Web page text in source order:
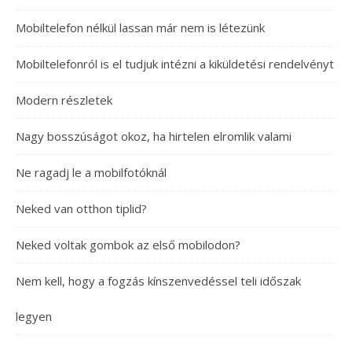
Mobiltelefon nélkül lassan már nem is létezünk
Mobiltelefonról is el tudjuk intézni a kiküldetési rendelvényt
Modern részletek
Nagy bosszúságot okoz, ha hirtelen elromlik valami
Ne ragadj le a mobilfotóknál
Neked van otthon tiplid?
Neked voltak gombok az első mobilodon?
Nem kell, hogy a fogzás kínszenvedéssel teli időszak
legyen